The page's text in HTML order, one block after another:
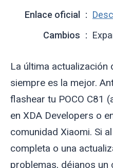
Enlace oficial
Cambios
La última actualización
siempre es la mejor.
flashear tu POCO C81 (
en XDA Developers o
comunidad Xiaomi. Si
completa o una
problemas, déjanos un